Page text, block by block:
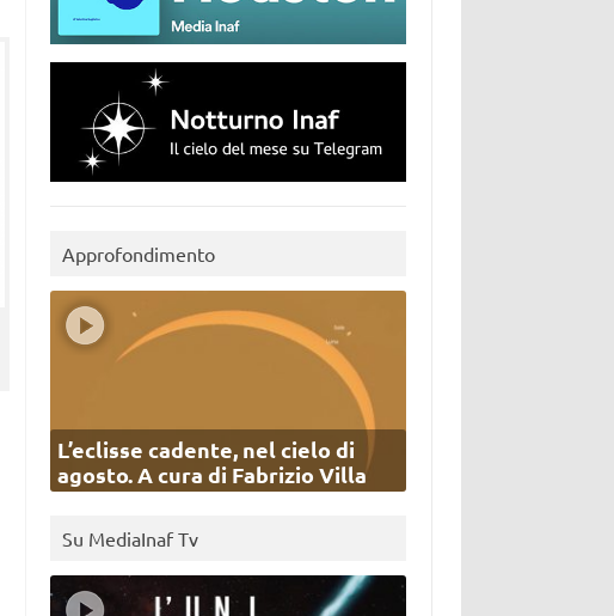
Approfondimento
L’eclisse cadente, nel cielo di
agosto. A cura di Fabrizio Villa
Su MediaInaf Tv